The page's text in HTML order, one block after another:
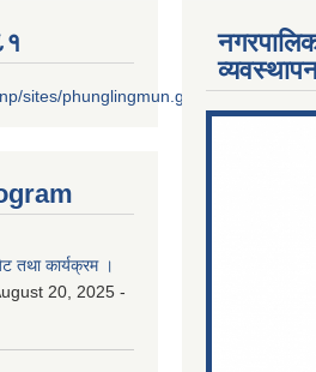
sites/phunglingmun.gov.np/files/
तथा कार्यक्रम ।
20, 2025 -